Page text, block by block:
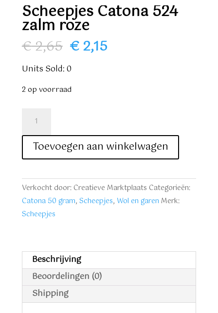
Scheepjes Catona 524
zalm roze
€2,65 Oorspronkelijke
prijs
was:
€ 2,65.
€2,15Huidige
Units Sold: 0
2 op voorraad
Catona
524
zalm
aantal
Toevoegen aan winkelwagen
Verkocht door: Creatieve Marktplaats Categorieën:
Catona 50 gram, Scheepjes, Wol en garen Merk:
Scheepjes
Beschrijving
Beoordelingen (0)
Shipping